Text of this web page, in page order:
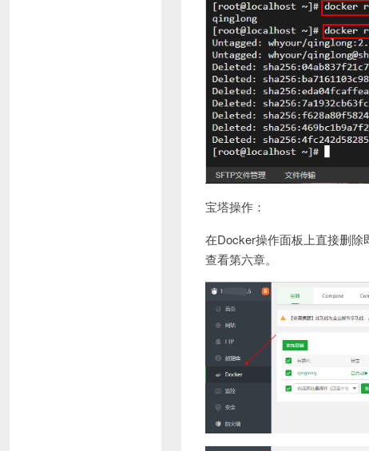
宝塔操作：
在Docker操作面板上直接删
查看第六章。